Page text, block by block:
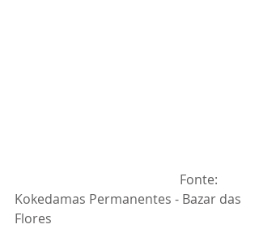
Kokedamas Permanentes - Bazar das
Flores